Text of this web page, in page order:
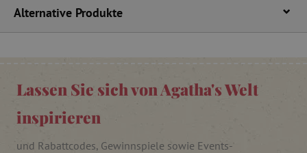
Alternative Produkte
Lassen Sie sich von Agatha's Welt
inspirieren
und Rabattcodes, Gewinnspiele sowie Events-
_pinterest_ct_ua
Pinterest Inc.
.ct.pinterest.com
cjConsent